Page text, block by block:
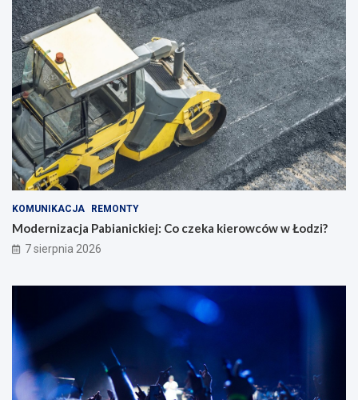
KOMUNIKACJA REMONTY
Modernizacja Pabianickiej: Co czeka kierowców w Łodzi?
7 sierpnia 2026